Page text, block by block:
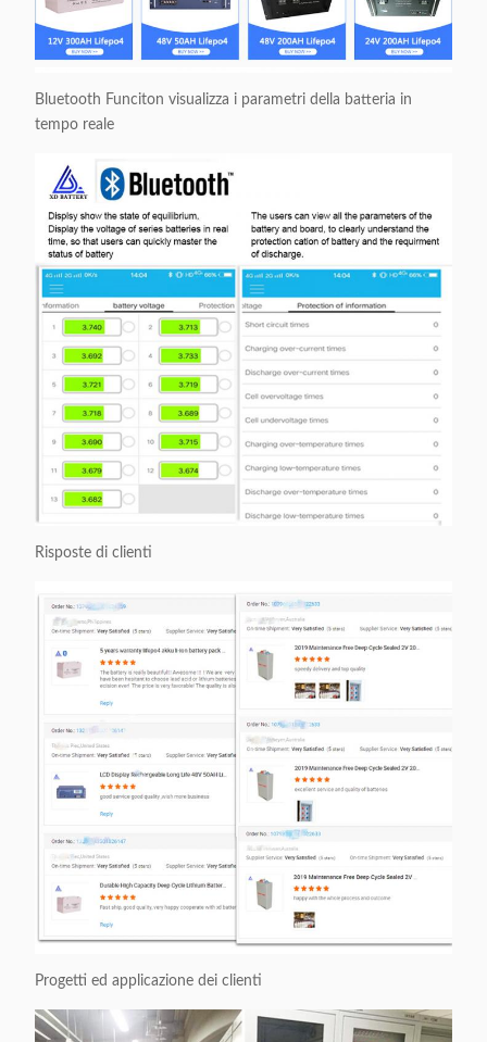
Bluetooth Funciton visualizza i parametri della batteria in
tempo reale
Risposte di clienti
Progetti ed applicazione dei clienti